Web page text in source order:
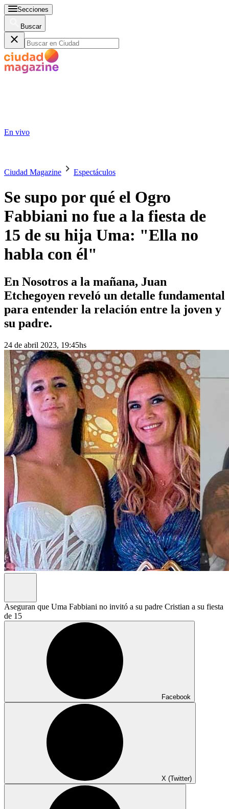
Secciones
Buscar
En vivo
Ciudad Magazine Espectáculos
Se supo por qué el Ogro
Fabbiani no fue a la fiesta de
15 de su hija Uma: "Ella no
habla con él"
En Nosotros a la mañana, Juan
Etchegoyen reveló un detalle fundamental
para entender la relación entre la joven y
su padre.
24 de abril 2023, 19:45hs
Aseguran que Uma Fabbiani no invitó a su padre Cristian a su fiesta
de 15
Facebook
X (Twitter)